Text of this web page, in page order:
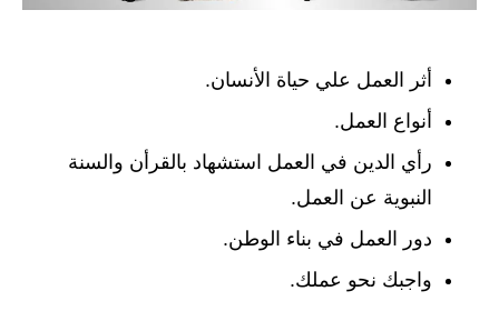
أثر العمل علي حياة الأنسان.
أنواع العمل.
رأي الدين في العمل استشهاد بالقرأن والسنة
النبوية عن العمل.
دور العمل في بناء الوطن.
واجبك نحو عملك.